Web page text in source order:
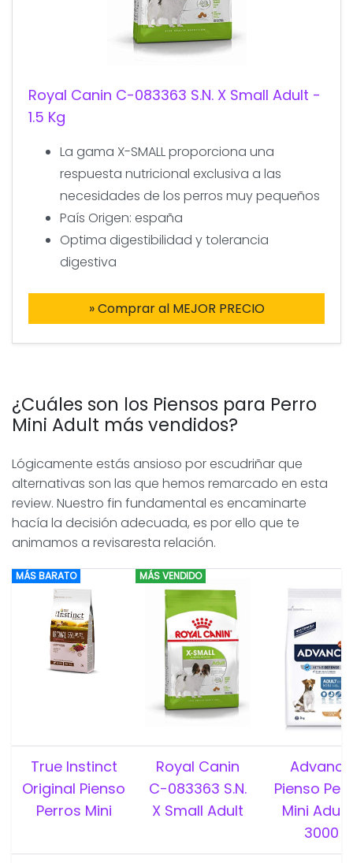
Royal Canin C-083363 S.N. X Small Adult -
1.5 Kg
La gama X-SMALL proporciona una
respuesta nutricional exclusiva a las
necesidades de los perros muy pequeños
País Origen: españa
Optima digestibilidad y tolerancia
digestiva
» Comprar al MEJOR PRECIO
¿Cuáles son los Piensos para Perro
Mini Adult más vendidos?
Lógicamente estás ansioso por escudriñar que
alternativas son las que hemos remarcado en esta
review. Nuestro fin fundamental es encaminarte
hacía la decisión adecuada, es por ello que te
animamos a revisaresta relación.
MÁS BARATO MÁS VENDIDO
True Instinct
Original Pienso
Perros Mini
Royal Canin
C-083363 S.N.
X Small Adult
Advance
Pienso
Mini
3000